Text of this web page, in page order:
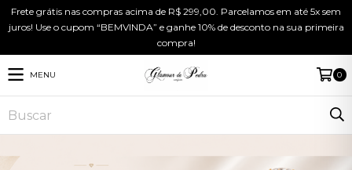
Frete grátis nas compras acima de R$ 299,00. Parcelamos em até 5x sem
juros! Use o cupom “BEMVINDA” e ganhe 10% de desconto na sua primeira
compra!
MENU 0